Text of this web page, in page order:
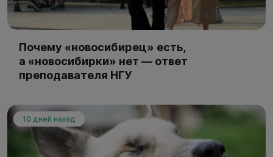
Почему «новосибирец» есть,
а «новосибирки» нет — ответ
преподавателя НГУ
10 дней назад